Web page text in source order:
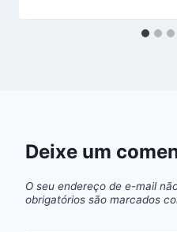
Deixe um
O seu endereço de e-mail
obrigatórios são marcados